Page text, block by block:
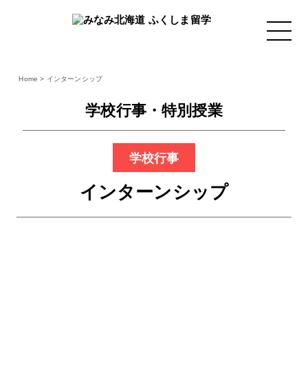
Home > インターンシップ
学校行事・特別授業
学校行事
インターンシップ